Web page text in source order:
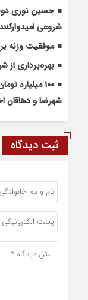
حسین نوری
شروعی
موفقیت وزنه
بهره‌برداری از
۱۰۰ میلیارد
شهرضا و دهاقان
ثبت دیدگاه